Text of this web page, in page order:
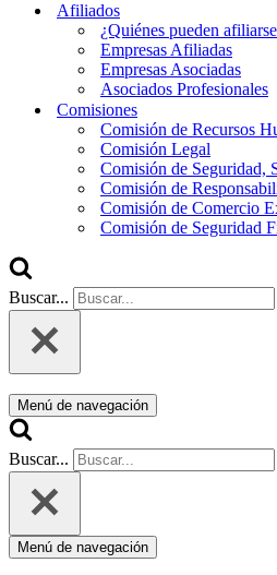
Afiliados
¿Quiénes pueden
Empresas Afiliadas
Empresas Asociadas
Asociados Profesionales
Comisiones
Comisión de Recursos
Comisión Legal
Comisión de Seguridad,
Comisión de
Comisión de Comercio
Comisión de Seguridad
Buscar...
Menú de navegación
Buscar...
Menú de navegación